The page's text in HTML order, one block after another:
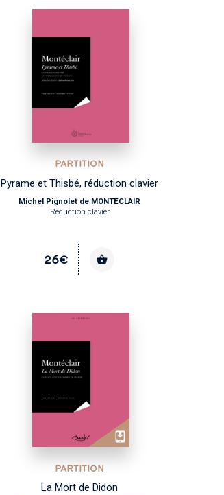
PARTITION
Pyrame et Thisbé, réduction clavier
Michel Pignolet de MONTECLAIR
Réduction clavier
26€
PARTITION
La Mort de Didon